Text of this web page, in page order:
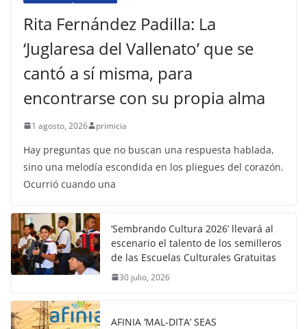
Rita Fernández Padilla: La
‘Juglaresa del Vallenato’ que se
cantó a sí misma, para
encontrarse con su propia alma
1 agosto, 2026 primicia
Hay preguntas que no buscan una respuesta hablada,
sino una melodía escondida en los pliegues del corazón.
Ocurrió cuando una
‘Sembrando Cultura 2026’ llevará al
escenario el talento de los semilleros
de las Escuelas Culturales Gratuitas
30 julio, 2026
AFINIA ‘MAL-DITA’ SEAS